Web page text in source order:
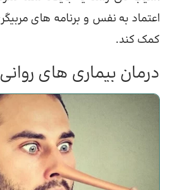
اعتماد به نفس و برنامه های
کمک کند.
درمان بیماری های روانی